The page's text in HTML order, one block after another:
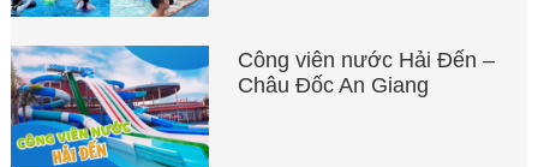
Công viên nước Hải Đến –
Châu Đốc An Giang